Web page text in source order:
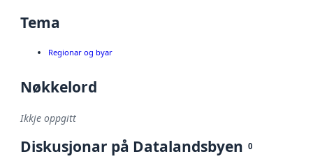
Tema
Regionar og byar
Nøkkelord
Ikkje oppgitt
Diskusjonar på Datalandsbyen 0